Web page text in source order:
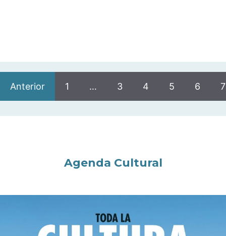
Anterior 1 … 3 4 5 6 7
Agenda Cultural